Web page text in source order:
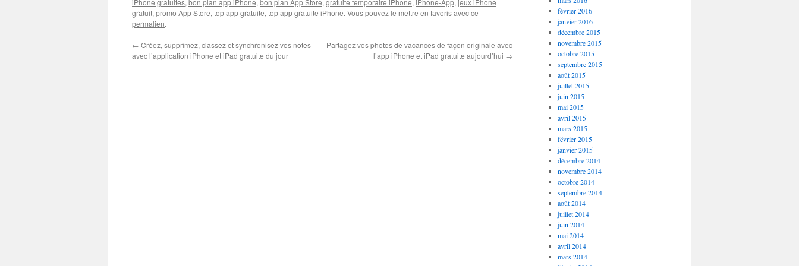
iPhone gratuites, bon plan app iPhone, bon plan App Store, gratuite temporaire iPhone, iPhone-App, jeux iPhone
gratuit, promo App Store, top app gratuite, top app gratuite iPhone. Vous pouvez le mettre en favoris avecce
permalien.
← Créez, supprimez, classez et synchronisez vos notes
avec l’application iPhone et iPad gratuite du jour
Partagez vos photos de vacances de façon originale avec
l’app iPhone et iPad gratuite aujourd’hui →
février 2016
janvier 2016
décembre 2015
novembre 2015
octobre 2015
septembre 2015
août 2015
juillet 2015
juin 2015
mai 2015
avril 2015
mars 2015
février 2015
janvier 2015
décembre 2014
novembre 2014
octobre 2014
septembre 2014
août 2014
juillet 2014
juin 2014
mai 2014
avril 2014
mars 2014